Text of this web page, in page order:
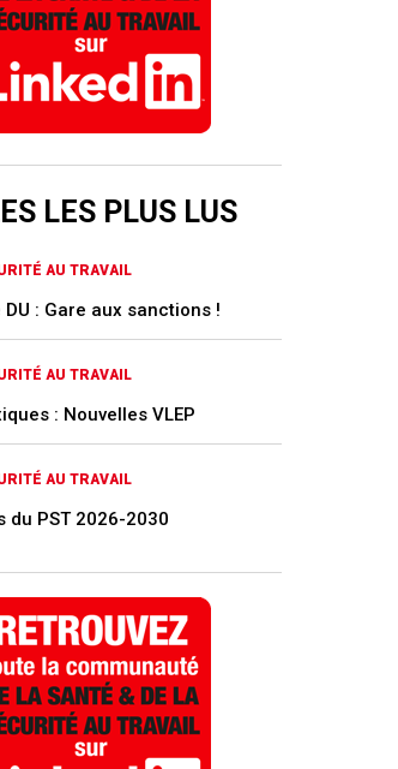
LES PLUS LUS
AU TRAVAIL
: Gare aux sanctions !
AU TRAVAIL
: Nouvelles VLEP
AU TRAVAIL
du PST 2026-2030